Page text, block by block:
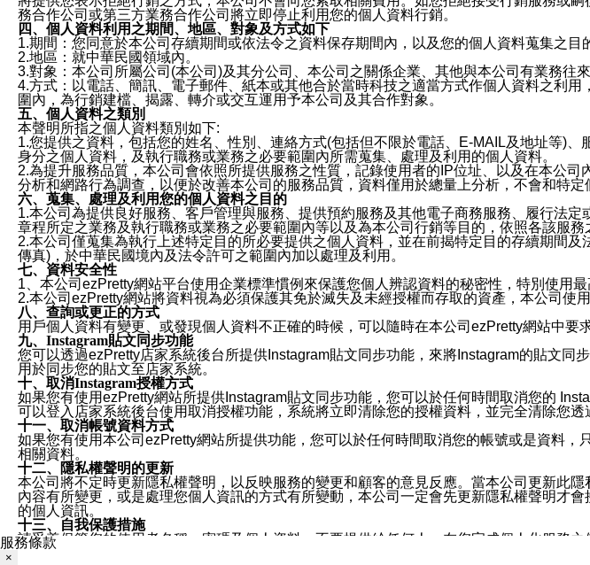
務合作公司或第三方業務合作公司將立即停止利用您的個人資料行銷。
四、個人資料利用之期間、地區、對象及方式如下
1.期間：您同意於本公司存續期間或依法令之資料保存期間內，以及您的個人資料蒐集之
2.地區：就中華民國領域內。
3.對象：本公司所屬公司(本公司)及其分公司、本公司之關係企業、其他與本公司有業務往來
4.方式：以電話、簡訊、電子郵件、紙本或其他合於當時科技之適當方式作個人資料之利
圍內，為行銷建檔、揭露、轉介或交互運用予本公司及其合作對象。
五、個人資料之類別
本聲明所指之個人資料類別如下:
1.您提供之資料，包括您的姓名、性別、連絡方式(包括但不限於電話、E-MAIL及地址等)
身分之個人資料，及執行職務或業務之必要範圍內所需蒐集、處理及利用的個人資料。
2.為提升服務品質，本公司會依照所提供服務之性質，記錄使用者的IP位址、以及在本公
分析和網路行為調查，以便於改善本公司的服務品質，資料僅用於總量上分析，不會和特定
六、蒐集、處理及利用您的個人資料之目的
1.本公司為提供良好服務、客戶管理與服務、提供預約服務及其他電子商務服務、履行法
章程所定之業務及執行職務或業務之必要範圍內等以及為本公司行銷等目的，依照各該服務
2.本公司僅蒐集為執行上述特定目的所必要提供之個人資料，並在前揭特定目的存續期間
傳真)，於中華民國境內及法令許可之範圍內加以處理及利用。
七、資料安全性
1、本公司ezPretty網站平台使用企業標準慣例來保護您個人辨認資料的秘密性，特別使用
2.本公司ezPretty網站將資料視為必須保護其免於滅失及未經授權而存取的資產，本公司使
八、查詢或更正的方式
用戶個人資料有變更、或發現個人資料不正確的時候，可以隨時在本公司ezPretty網站中要
九、Instagram貼文同步功能
您可以透過ezPretty店家系統後台所提供Instagram貼文同步功能，來將Instagram的貼文
用於同步您的貼文至店家系統。
十、取消Instagram授權方式
如果您有使用ezPretty網站所提供Instagram貼文同步功能，您可以於任何時間取消您的
可以登入店家系統後台使用取消授權功能，系統將立即清除您的授權資料，並完全清除您透
十一、取消帳號資料方式
如果您有使用本公司ezPretty網站所提供功能，您可以於任何時間取消您的帳號或是資料，
相關資料。
十二、隱私權聲明的更新
本公司將不定時更新隱私權聲明，以反映服務的變更和顧客的意見反應。當本公司更新此
內容有所變更，或是處理您個人資訊的方式有所變動，本公司一定會先更新隱私權聲明才
的個人資訊。
十三、自我保護措施
請妥善保管您的使用者名稱、密碼及個人資料，不要提供給任何人。在您完成個人化服務
窗，以防止他人讀取您的個人資料、信件或進入所機關管理區。
服務條款
×